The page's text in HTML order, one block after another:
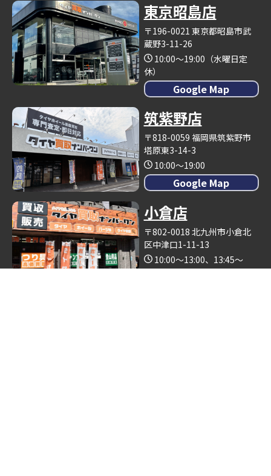
東京昭島店
〒196-0021 東京都昭島市武
蔵野3-11-26
10:00～19:00（水曜日定
休）
Google Map
筑紫野店
〒818-0059 福岡県筑紫野市
塔原東3-14-3
10:00～19:00
Google Map
小倉店
〒802-0018 北九州市小倉北
区中津口1-11-13
10:00～13:00、13:45～
19:00（木曜日定休）